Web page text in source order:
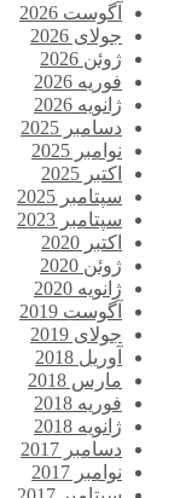
آگوست 2026
جولای 2026
ژوئن 2026
فوریه 2026
ژانویه 2026
دسامبر 2025
نوامبر 2025
اکتبر 2025
سپتامبر 2025
سپتامبر 2023
اکتبر 2020
ژوئن 2020
ژانویه 2020
آگوست 2019
جولای 2019
آوریل 2018
مارس 2018
فوریه 2018
ژانویه 2018
دسامبر 2017
نوامبر 2017